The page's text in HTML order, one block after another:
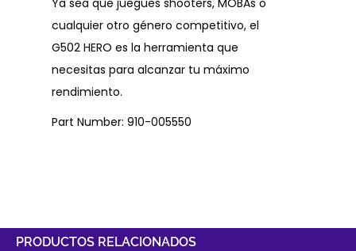
Ya sea que juegues shooters, MOBAs o
cualquier otro género competitivo, el
G502 HERO es la herramienta que
necesitas para alcanzar tu máximo
rendimiento.
Part Number: 910-005550
PRODUCTOS RELACIONADOS